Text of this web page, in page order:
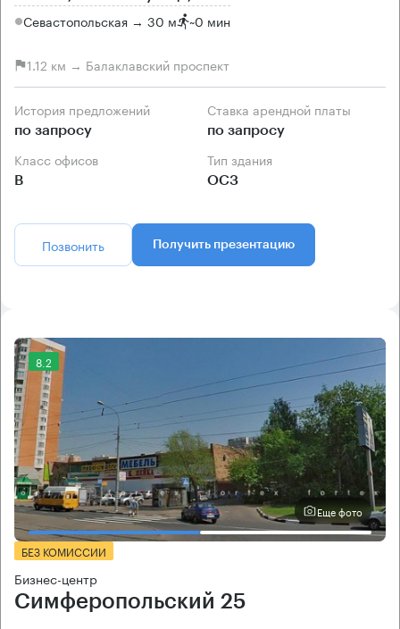
Севастопольская → 30 м ~0 мин
1.12 км → Балаклавский проспект
История предложений
по запросу
Ставка арендной платы
по запросу
Класс офисов
B
Тип здания
ОСЗ
Позвонить Получить презентацию
8.2
Еще фото
БЕЗ КОМИССИИ
Бизнес-центр
Симферопольский 25